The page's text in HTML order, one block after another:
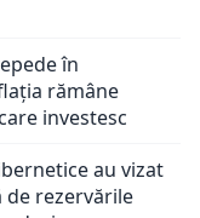
în
rămâne
investesc
au vizat
rezervările